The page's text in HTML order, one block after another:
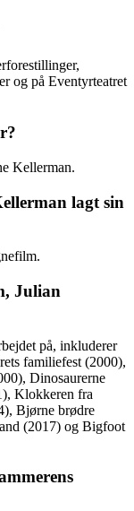
og på Eventyrteatret
Kellerman.
lagt sin
Julian
på, inkluderer
familiefest (2000),
Dinosaurerne
Klokkeren fra
Bjørne brødre
(2017) og Bigfoot